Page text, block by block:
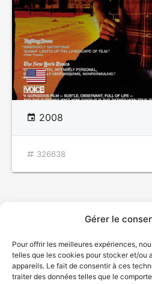
Gérer le
Pour offrir les meilleures expériences,
telles que les cookies pour stocker et/ou
appareils. Le fait de consentir à ces
traiter des données telles que le
2008
326638